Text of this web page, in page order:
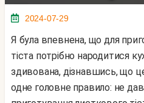
2024-07-29
Я була впевнена, що для приготування листкового
тіста потрібно народитися
здивована, дізнавшись, що
одне головне правило: не